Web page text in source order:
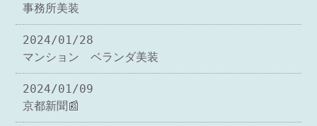
事務所美装
2024/01/28
マンション ベランダ美装
2024/01/09
京都新聞📰